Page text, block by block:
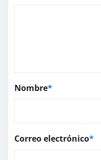
Nombre*
Correo electrónico*